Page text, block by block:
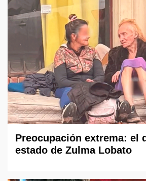
Preocupación extrema: el
estado de Zulma Lobato